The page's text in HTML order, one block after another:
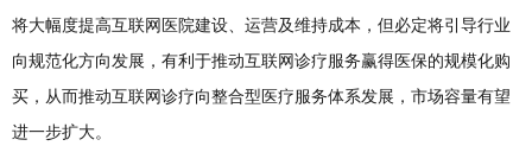
将大幅度提高互联网医院建设、运营及维持成本，但必定将引导行业
向规范化方向发展，有利于推动互联网诊疗服务赢得医保的规模化购
买，从而推动互联网诊疗向整合型医疗服务体系发展，市场容量有望
进一步扩大。